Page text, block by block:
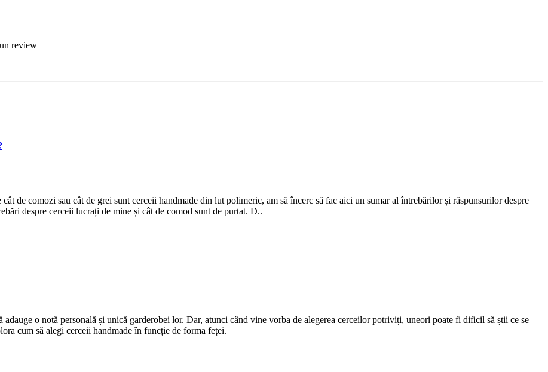
review
de comozi sau cât de grei sunt cerceii handmade din lut polimeric, am să încerc să fac aici un sumar al întrebărilor și răspunsurilor despre
despre cerceii lucrați de mine și cât de comod sunt de purtat. D..
adauge o notă personală și unică garderobei lor. Dar, atunci când vine vorba de alegerea cerceilor potriviți, uneori poate fi dificil să știi ce se
cum să alegi cerceii handmade în funcție de forma feței.